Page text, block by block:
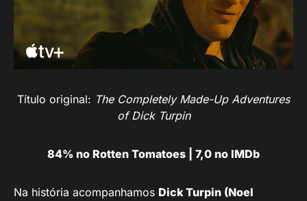
Título original: The Completely Made-Up Adventures
of Dick Turpin
84% no Rotten Tomatoes | 7,0 no IMDb
Na história acompanhamos Dick Turpin (Noel